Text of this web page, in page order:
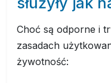
Choć są odporne i
zasadach
żywotność: